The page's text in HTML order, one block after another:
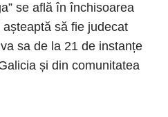
se află în închisoarea
să fie judecat
sa de la 21 de instanțe
și din comunitatea